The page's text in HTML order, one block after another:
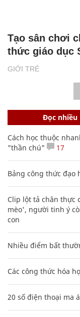
GIỚI TRẺ
Tạo sân chơi
thức giáo dục
Đọc nhiều
Cách học thuộc
"thần chú"
17
Bảng công thức đạo
Clip lột tả chân thực
mèo', người tinh ý
con
Nhiều điểm bất
Các công thức hóa
20 số điện thoại ma